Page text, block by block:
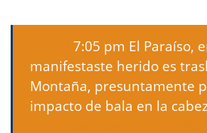
7:05 pm El Paraíso,
manifestaste herido es
Montaña, presuntamente
impacto de bala en la